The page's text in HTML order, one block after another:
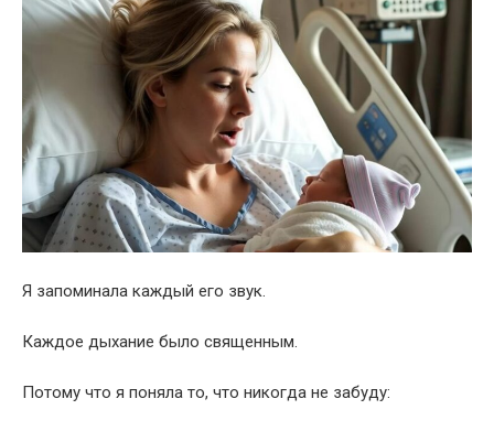
Я запоминала каждый его звук.
Каждое дыхание было священным.
Потому что я поняла то, что никогда не забуду: